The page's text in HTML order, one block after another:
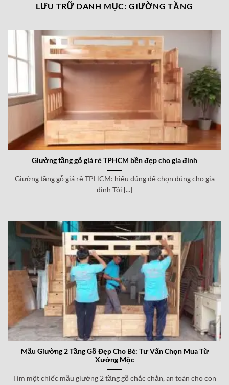
LƯU TRỮ DANH MỤC: GIƯỜNG TẦNG
Giường tầng gỗ giá rẻ TPHCM bền đẹp cho gia đình
Giường tầng gỗ giá rẻ TPHCM: hiểu đúng để chọn đúng cho gia
đình Tôi [...]
Mẫu Giường 2 Tầng Gỗ Đẹp Cho Bé: Tư Vấn Chọn Mua Từ
Xưởng Mộc
Tìm một chiếc mẫu giường 2 tầng gỗ chắc chắn, an toàn cho con